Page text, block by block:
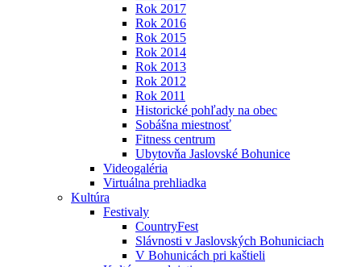
Rok 2017
Rok 2016
Rok 2015
Rok 2014
Rok 2013
Rok 2012
Rok 2011
Historické pohľady na obec
Sobášna miestnosť
Fitness centrum
Ubytovňa Jaslovské Bohunice
Videogaléria
Virtuálna prehliadka
Kultúra
Festivaly
CountryFest
Slávnosti v Jaslovských Bohuniciach
V Bohunicách pri kaštieli